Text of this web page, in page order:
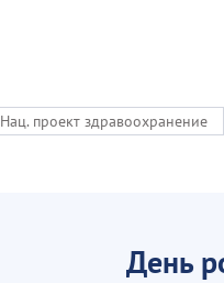
Нац. проект здравоохранение
День